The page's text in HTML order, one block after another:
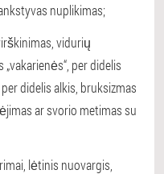
nuplikimas;
vidurių
per didelis
didelis alkis, bruksizmas
ar svorio metimas su
lėtinis nuovargis,